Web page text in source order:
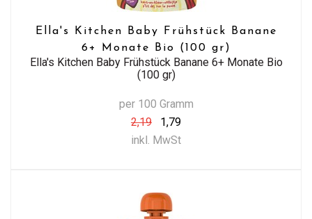
Ella's Kitchen Baby Frühstück Banane
6+ Monate Bio (100 gr)
Ella's Kitchen Baby Frühstück Banane 6+ Monate Bio
(100 gr)
per 100 Gramm
2,19
1,79
inkl. MwSt